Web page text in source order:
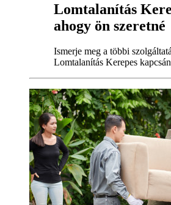
Lomtalanítás
ahogy ön szeretné
Ismerje meg a többi
Lomtalanítás Kerepes